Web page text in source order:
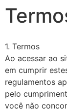
1. Termos
Ao acessar ao
em cumprir
regulamentos
pelo
você não